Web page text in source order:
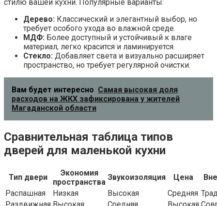
стилю вашей кухни. Популярные варианты:
Дерево: Классический и элегантный выбор, но
требует особого ухода во влажной среде.
МДФ: Более доступный и устойчивый к влаге
материал, легко красится и ламинируется.
Стекло: Добавляет света и визуально расширяет
пространство, но требует регулярной очистки.
Вам будет интересно Самая высокая доля
расходов на ЖКХ зафиксирована у жителей
Магаданской области
Сравнительная таблица типов
дверей для маленькой кухни
Тип двери
Экономия
пространства
Звукоизоляция Цена
Распашная
Низкая Высокая Средняя